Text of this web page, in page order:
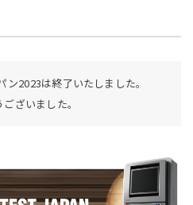
2023は終了いたしました。
ざいました。